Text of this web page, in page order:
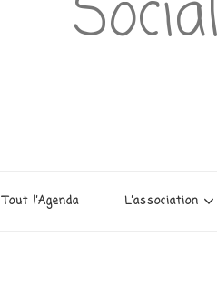
Tout l’Agenda L’association